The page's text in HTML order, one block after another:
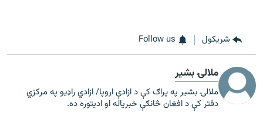
شريکول Follow us
ملالۍ بشیر
ملالۍ بشير په پراګ کې د ازادې اروپا/ ازادي راډیو په مرکزي
دفتر کې د افغان څانګې خبریاله او ادیتوره ده.